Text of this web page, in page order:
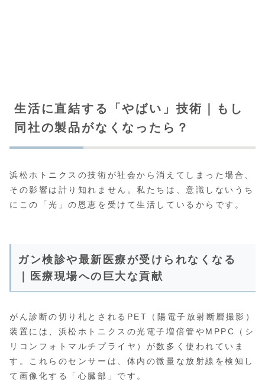
生活に直結する「やばい」技術｜もし
同社の製品がなくなったら？
浜松ホトニクスの技術が社会から消えてしまった場合、
その影響は計り知れません。私たちは、意識しないうち
にこの「光」の恩恵を受けて生活しているからです。
ガン検診や最新医療が受けられなくなる
｜医療現場への巨大な貢献
がん診断の切り札とされるPET（陽電子放射断層撮影）
装置には、浜松ホトニクスの光電子増倍管やMPPC（シ
リコンフォトマルチプライヤ）が数多く使われていま
す。これらのセンサーは、体内の微量な放射線を検知し
て画像化する「心臓部」です。